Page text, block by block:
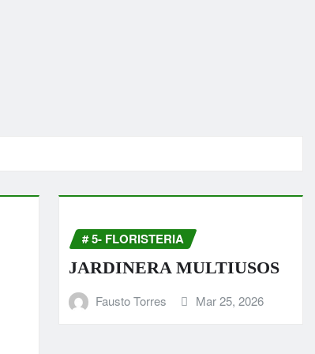
# 5- FLORISTERIA
JARDINERA MULTIUSOS
Fausto Torres Mar 25, 2026